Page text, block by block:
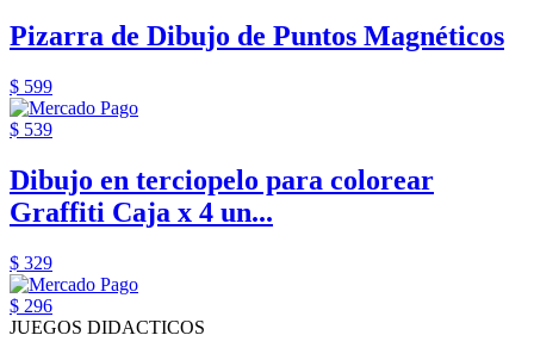
Pizarra de Dibujo de Puntos Magnéticos
$ 599
$ 539
Dibujo en terciopelo para colorear
Graffiti Caja x 4 un...
$ 329
$ 296
JUEGOS DIDACTICOS